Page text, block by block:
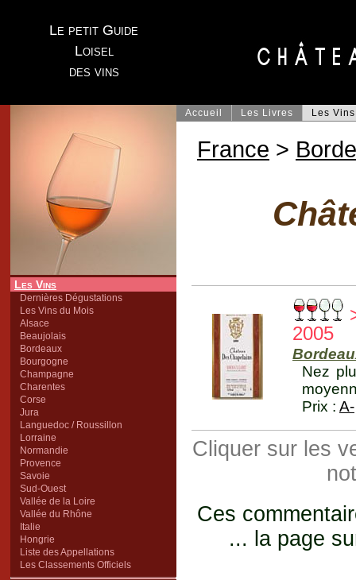
Le petit Guide
Loisel
des vins
Les Vins
Dernières Dégustations
Les Vins du Mois
Alsace
Beaujolais
Bordeaux
Bourgogne
Champagne
Charentes
Corse
Jura
Languedoc / Roussillon
Lorraine
Normandie
Provence
Savoie
Sud-Ouest
Vallée de la Loire
Vallée du Rhône
Italie
Hongrie
Liste des Appellations
Les Classements Officiels
Accueil Les Livres Les Vins
France >
2005
Nez
Prix : A-
Cliquer sur les
Ces
... la page